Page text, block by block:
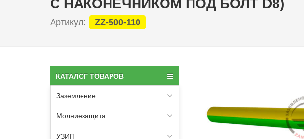
С НАКОНЕЧНИКОМ ПОД БОЛТ D8)
Артикул: ZZ-500-110
КАТАЛОГ ТОВАРОВ
Заземление
Молниезащита
УЗИП